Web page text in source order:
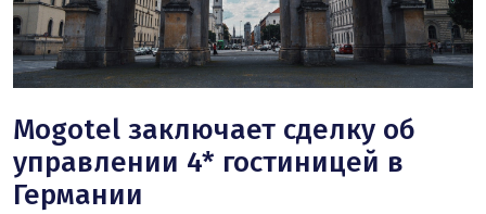
Mogotel заключает сделку об
управлении 4* гостиницей в
Германии